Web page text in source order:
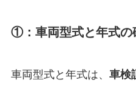
①：車両型式と年式の
車両型式と年式は、 車検